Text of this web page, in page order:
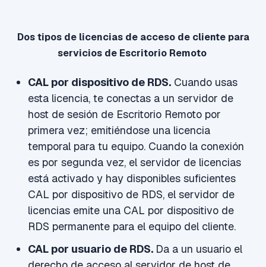
Dos tipos de licencias de acceso de cliente para
servicios de Escritorio Remoto
CAL por dispositivo de RDS. Cuando usas
esta licencia, te conectas a un servidor de
host de sesión de Escritorio Remoto por
primera vez; emitiéndose una licencia
temporal para tu equipo. Cuando la conexión
es por segunda vez, el servidor de licencias
está activado y hay disponibles suficientes
CAL por dispositivo de RDS, el servidor de
licencias emite una CAL por dispositivo de
RDS permanente para el equipo del cliente.
CAL por usuario de RDS. Da a un usuario el